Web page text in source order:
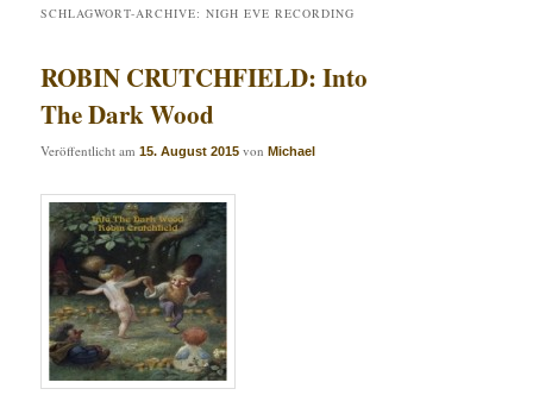
SCHLAGWORT-ARCHIVE:NIGH EVE RECORDING
ROBIN CRUTCHFIELD: Into
The Dark Wood
Veröffentlicht am15. August 2015 vonMichael